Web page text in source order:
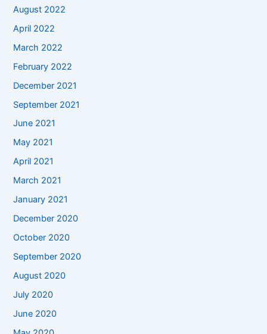
August 2022
April 2022
March 2022
February 2022
December 2021
September 2021
June 2021
May 2021
April 2021
March 2021
January 2021
December 2020
October 2020
September 2020
August 2020
July 2020
June 2020